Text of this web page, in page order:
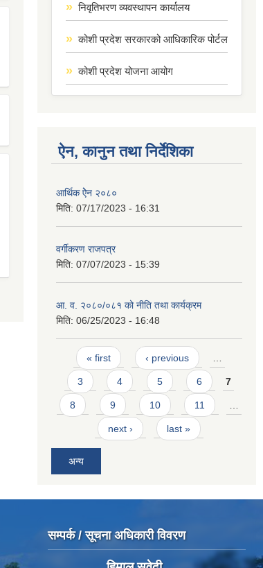
निवृतिभरण व्यवस्थापन कार्यालय
कोशी प्रदेश सरकारको आधिकारिक पोर्टल
कोशी प्रदेश योजना आयोग
ऐन, कानुन तथा निर्देशिका
आर्थिक ऐेन २०८०
मिति: 07/17/2023 - 16:31
वर्गीकरण राजपत्र
मिति: 07/07/2023 - 15:39
आ. व. २०८०/०८१ को नीति तथा कार्यक्रम
मिति: 06/25/2023 - 16:48
Pages
« first ‹ previous …
3 4 5 6 7
8 9 10 11 …
next › last »
अन्य
सम्पर्क / सूचना अधिकारी विवरण